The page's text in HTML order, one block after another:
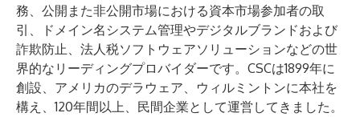
務、公開また非公開市場における資本市場参加者の取
引、ドメイン名システム管理やデジタルブランドおよび
詐欺防止、法人税ソフトウェアソリューションなどの世
界的なリーディングプロバイダーです。CSCは1899年に
創設、アメリカのデラウェア、ウィルミントンに本社を
構え、120年間以上、民間企業として運営してきました。